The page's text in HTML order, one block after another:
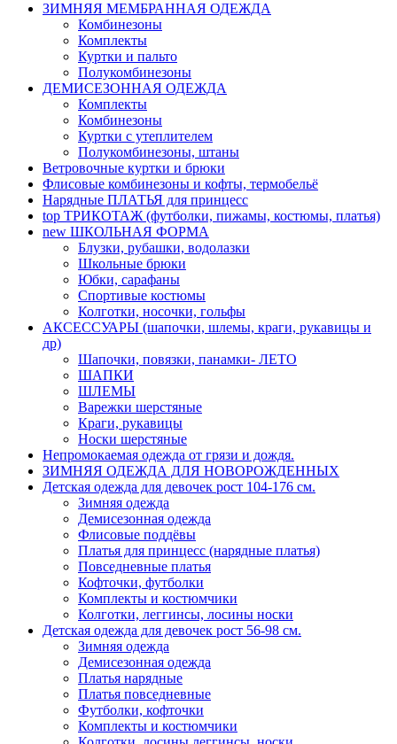
ЗИМНЯЯ МЕМБРАННАЯ ОДЕЖДА
Комбинезоны
Комплекты
Куртки и пальто
Полукомбинезоны
ДЕМИСЕЗОННАЯ ОДЕЖДА
Комплекты
Комбинезоны
Куртки с утеплителем
Полукомбинезоны, штаны
Ветровочные куртки и брюки
Флисовые комбинезоны и кофты, термобельё
Нарядные ПЛАТЬЯ для принцесс
top ТРИКОТАЖ (футболки, пижамы, костюмы, платья)
new ШКОЛЬНАЯ ФОРМА
Блузки, рубашки, водолазки
Школьные брюки
Юбки, сарафаны
Спортивые костюмы
Колготки, носочки, гольфы
АКСЕССУАРЫ (шапочки, шлемы, краги, рукавицы и
др)
Шапочки, повязки, панамки- ЛЕТО
ШАПКИ
ШЛЕМЫ
Варежки шерстяные
Краги, рукавицы
Носки шерстяные
Непромокаемая одежда от грязи и дождя.
ЗИМНЯЯ ОДЕЖДА ДЛЯ НОВОРОЖДЕННЫХ
Детская одежда для девочек рост 104-176 см.
Зимняя одежда
Демисезонная одежда
Флисовые поддёвы
Платья для принцесс (нарядные платья)
Повседневные платья
Кофточки, футболки
Комплекты и костюмчики
Колготки, леггинсы, лосины носки
Детская одежда для девочек рост 56-98 см.
Зимняя одежда
Демисезонная одежда
Платья нарядные
Платья повседневные
Футболки, кофточки
Комплекты и костюмчики